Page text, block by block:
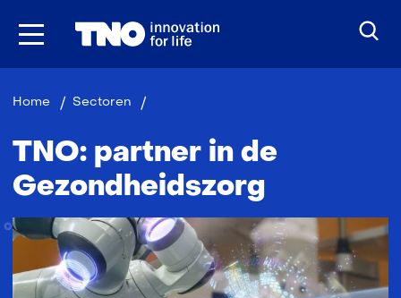
Ga
Home Sectoren
TNO: partner in de
Gezondheidszorg